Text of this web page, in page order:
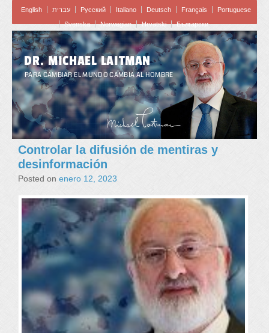
English עברית Pусский Italiano Deutsch Français
Portuguese
Svenska
Norwegian Hrvatski Български
DR. MICHAEL LAITMAN
PARA CAMBIAR EL MUNDO CAMBIA AL HOMBRE
Controlar la difusión de mentiras y
desinformación
Posted on enero 12, 2023